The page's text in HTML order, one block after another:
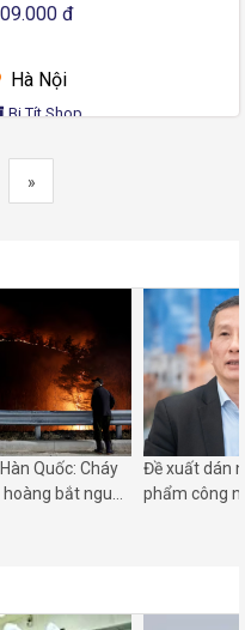
đ
Hà Nội
Bi Tít Shop
»
Quốc: Cháy
bắt nguồn
Đề xuất dán
phẩm công